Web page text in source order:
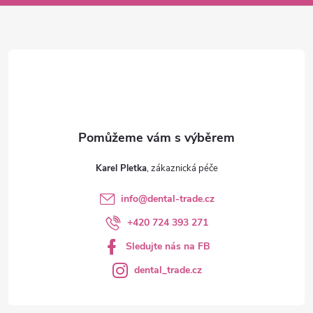
Karel Pletka
info@dental-trade.cz
+420 724 393 271
Sledujte nás na FB
dental_trade.cz